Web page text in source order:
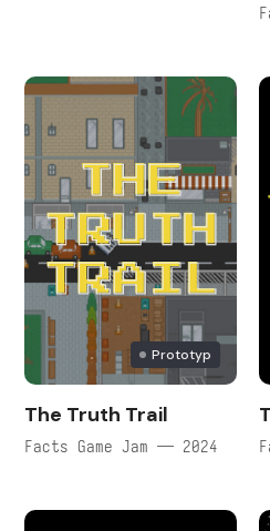
Prototyp
The Truth Trail
Facts Game Jam — 2024